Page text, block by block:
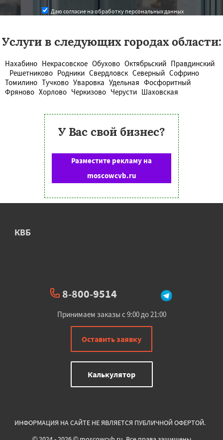
Даю согласие на обработку персональных данных
Услуги в следующих городах области:
Нахабино Некрасовское Обухово Октябрьский Правдинский
Решетниково Родники Свердловск Северный Софрино
Томилино Тучково Уваровка Удельная Фосфоритный
Фряново Хорлово Черкизово Черусти Шаховская
У Вас свой бизнес?
Разместите рекламу на
moscowcvb.ru
КВБ
8-800-9514
Принимаем заказы с 9:00 до 21:00
Оставить заявку
Калькулятор
ИНФОРМАЦИЯ НА САЙТЕ НЕ ЯВЛЯЕТСЯ ПУБЛИЧНОЙ ОФЕРТОЙ.